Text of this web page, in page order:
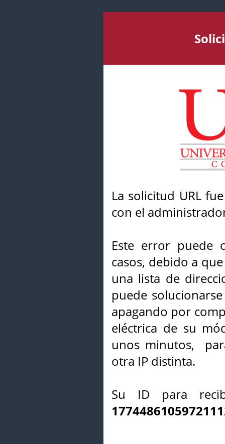
La solicitud URL
con el
Este error puede
casos, debido a
una lista de
puede
apagando por
eléctrica de su
unos minutos,
otra IP distinta.
Su ID para